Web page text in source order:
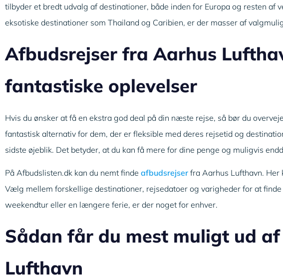
tilbyder et bredt udvalg af destinationer, både inden for Europa og resten
eksotiske destinationer som Thailand og Caribien, er der masser af
Afbudsrejser fra Aarhus
fantastiske oplevelser
Hvis du ønsker at få en ekstra god deal på din næste rejse, så bør du
fantastisk alternativ for dem, der er fleksible med deres rejsetid og
sidste øjeblik. Det betyder, at du kan få mere for dine penge og muligvis
På Afbudslisten.dk kan du nemt finde afbudsrejser fra Aarhus Lufthavn.
Vælg mellem forskellige destinationer, rejsedatoer og varigheder for at
weekendtur eller en længere ferie, er der noget for enhver.
Sådan får du mest muligt ud
Lufthavn